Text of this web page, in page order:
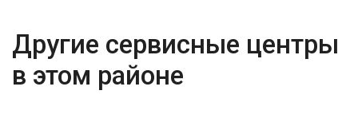
Другие сервисные центры
в этом районе